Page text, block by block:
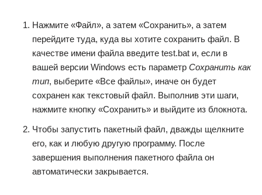
Нажмите «Файл», а затем «Сохранить», а затем
перейдите туда, куда вы хотите сохранить файл. В
качестве имени файла введите test.bat и, если в
вашей версии Windows есть параметр Сохранить как
тип, выберите «Все файлы», иначе он будет
сохранен как текстовый файл. Выполнив эти шаги,
нажмите кнопку «Сохранить» и выйдите из блокнота.
Чтобы запустить пакетный файл, дважды щелкните
его, как и любую другую программу. После
завершения выполнения пакетного файла он
автоматически закрывается.